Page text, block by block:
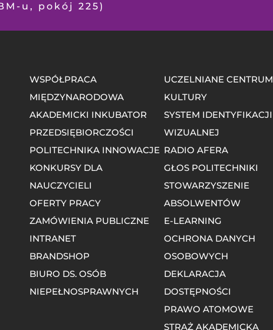
u, pokój 225)
WSPÓŁPRACA
MIĘDZYNARODOWA
AKADEMICKI INKUBATOR
PRZEDSIĘBIORCZOŚCI
POLITECHNIKA INNOWACJE
KONKURSY DLA
NAUCZYCIELI
OFERTY PRACY
ZAMÓWIENIA PUBLICZNE
INTRANET
BRANDSHOP
BIURO DS. OSÓB
NIEPEŁNOSPRAWNYCH
UCZELNIANE CENTRUM
KULTURY
SYSTEM IDENTYFIKACJI
WIZUALNEJ
RADIO AFERA
GŁOS POLITECHNIKI
STOWARZYSZENIE
ABSOLWENTÓW
E-LEARNING
OCHRONA DANYCH
OSOBOWYCH
DEKLARACJA
DOSTĘPNOŚCI
PRAWO ATOMOWE
STRAŻ AKADEMICKA